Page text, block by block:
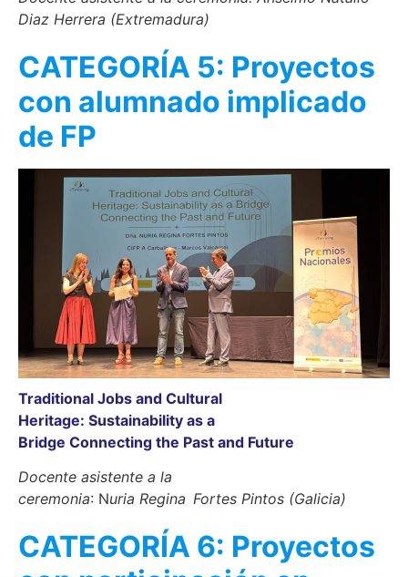
Diaz Herrera (Extremadura)
CATEGORÍA 5: Proyectos
con alumnado implicado
de FP
Traditional Jobs and Cultural
Heritage: Sustainability as a
Bridge Connecting the Past and Future
Docente asistente a la
ceremonia: Nuria Regina Fortes Pintos (Galicia)
CATEGORÍA 6: Proyectos